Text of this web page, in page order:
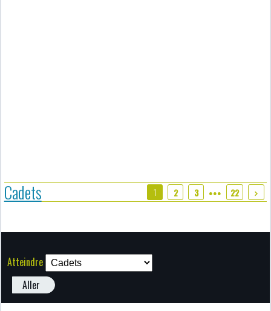
Cadets 1 2 3 ●●● 22
Atteindre
Aller